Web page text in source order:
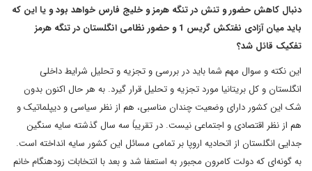
دنبال کاهش حضور و تنش در تنگه هرمز و خلیج فارس خواهد بود و یا این که
باید میان آزادی نفتکش گریس 1 و حضور نظامی انگلستان در تنگه هرمز
تفکیک قائل شد؟
این نکته و سوال مهم شما باید در بررسی و تجزیه و تحلیل شرایط داخلی
انگلستان و کل بریتانیا مورد تجزیه و تحلیل قرار گیرد. به هر حال اکنون بدون
شک این کشور دارای وضعیت چندان مناسبی، هم از نظر سیاسی و دیپلماتیک و
هم از نظر اقتصادی و اجتماعی نیست. در تقریباً سه سال گذشته سایه سنگین
جدایی انگلستان از اتحادیه اروپا بر تمامی مسائل این کشور سایه انداخته است.
به گونه‌ای که دولت کامرون مجبور به استعفا شد و بعد با انتخابات زودهنگام خانم